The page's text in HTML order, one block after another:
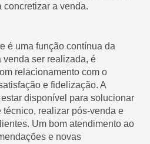
concretizar a venda.
é uma função contínua da
venda ser realizada, é
relacionamento com o
e fidelização. A
disponível para solucionar
técnico, realizar pós-venda e
Um bom atendimento ao
e novas